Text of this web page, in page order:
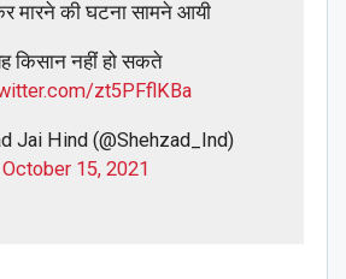
मारने की घटना सामने आयी
किसान नहीं हो सकते
zt5PFflKBa
Jai Hind (@Shehzad_Ind)
October 15, 2021